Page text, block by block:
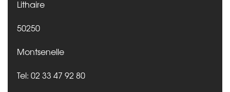
Lithaire
50250
Montsenelle
Tel: 02 33 47 92 80